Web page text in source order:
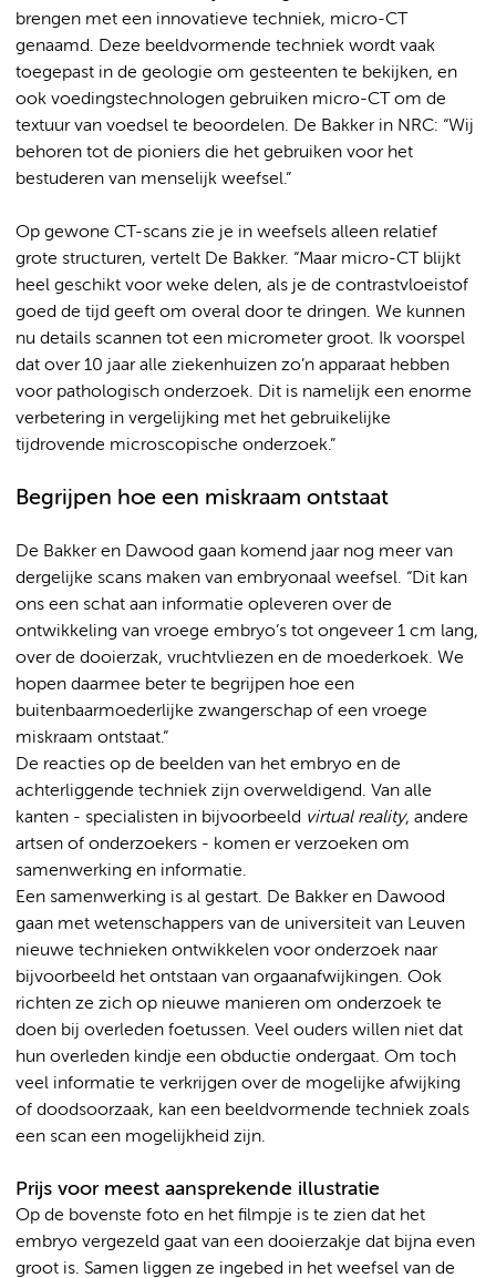
brengen met een innovatieve techniek, micro-CT
genaamd. Deze beeldvormende techniek wordt vaak
toegepast in de geologie om gesteenten te bekijken, en
ook voedingstechnologen gebruiken micro-CT om de
textuur van voedsel te beoordelen. De Bakker in NRC: “Wij
behoren tot de pioniers die het gebruiken voor het
bestuderen van menselijk weefsel.”
Op gewone CT-scans zie je in weefsels alleen relatief
grote structuren, vertelt De Bakker. “Maar micro-CT blijkt
heel geschikt voor weke delen, als je de contrastvloeistof
goed de tijd geeft om overal door te dringen. We kunnen
nu details scannen tot een micrometer groot. Ik voorspel
dat over 10 jaar alle ziekenhuizen zo’n apparaat hebben
voor pathologisch onderzoek. Dit is namelijk een enorme
verbetering in vergelijking met het gebruikelijke
tijdrovende microscopische onderzoek.”
Begrijpen hoe een miskraam ontstaat
De Bakker en Dawood gaan komend jaar nog meer van
dergelijke scans maken van embryonaal weefsel. “Dit kan
ons een schat aan informatie opleveren over de
ontwikkeling van vroege embryo’s tot ongeveer 1 cm lang,
over de dooierzak, vruchtvliezen en de moederkoek. We
hopen daarmee beter te begrijpen hoe een
buitenbaarmoederlijke zwangerschap of een vroege
miskraam ontstaat.”
De reacties op de beelden van het embryo en de
achterliggende techniek zijn overweldigend. Van alle
kanten - specialisten in bijvoorbeeld virtual reality, andere
artsen of onderzoekers - komen er verzoeken om
samenwerking en informatie.
Een samenwerking is al gestart. De Bakker en Dawood
gaan met wetenschappers van de universiteit van Leuven
nieuwe technieken ontwikkelen voor onderzoek naar
bijvoorbeeld het ontstaan van orgaanafwijkingen. Ook
richten ze zich op nieuwe manieren om onderzoek te
doen bij overleden foetussen. Veel ouders willen niet dat
hun overleden kindje een obductie ondergaat. Om toch
veel informatie te verkrijgen over de mogelijke afwijking
of doodsoorzaak, kan een beeldvormende techniek zoals
een scan een mogelijkheid zijn.
Prijs voor meest aansprekende illustratie
Op de bovenste foto en het filmpje is te zien dat het
embryo vergezeld gaat van een dooierzakje dat bijna even
groot is. Samen liggen ze ingebed in het weefsel van de